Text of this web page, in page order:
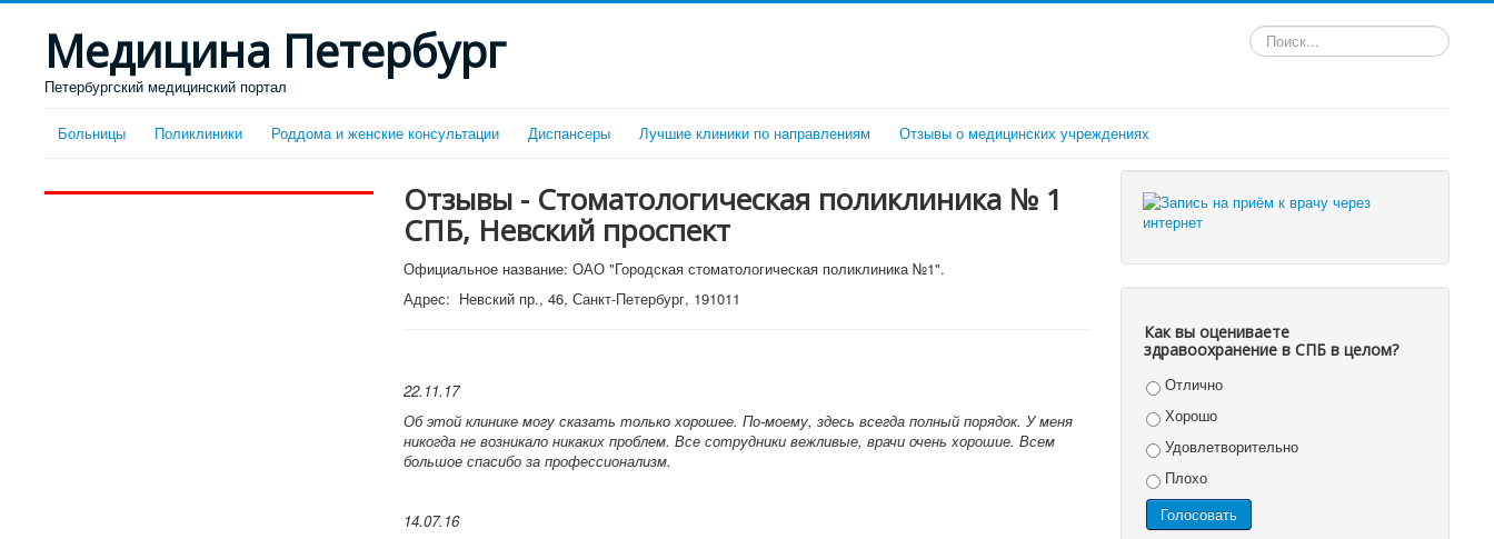
Медицина Петербург
Петербургский медицинский портал
Искать...
Больницы Поликлиники Роддома и женские консультации Диспансеры Лучшие клиники по направлениям Отзывы о медицинских учреждениях
Отзывы - Стоматологическая поликлиника № 1
СПБ, Невский проспект
Официальное название: ОАО "Городская стоматологическая поликлиника №1".
Адрес: Невский пр., 46, Санкт-Петербург, 191011
22.11.17
Об этой клинике могу сказать только хорошее. По-моему, здесь всегда полный порядок. У меня
никогда не возникало никаких проблем. Все сотрудники вежливые, врачи очень хорошие. Всем
большое спасибо за профессионализм.
14.07.16
Как вы оцениваете
здравоохранение в СПБ в целом?
Отлично
Хорошо
Удовлетворительно
Плохо